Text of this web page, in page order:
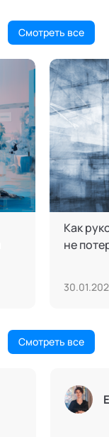
Смотреть все
Как
не
Смотреть все